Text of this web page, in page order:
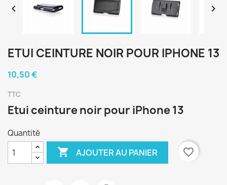
 
ETUI CEINTURE NOIR POUR IPHONE 13
10,50 €
TTC
Etui ceinture noir pour iPhone 13
Quantité
 AJOUTER AU PANIER favorite_border